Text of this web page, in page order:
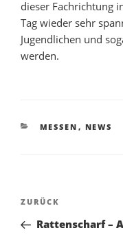
dieser Fachrichtung
Tag wieder sehr
Jugendlichen und
werden.
KATEGORIEN
MESSEN , NEWS
Vorheriger
Beitrag
ZURÜCK
Rattenscharf –